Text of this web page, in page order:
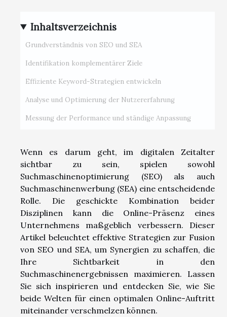
Inhaltsverzeichnis
Grundverständnis von SEO und SEA
Identifikation komplementärer Ziele
Effiziente Keyword-Strategien entwickeln
Analyse und Optimierung der Nutzererfahrung
Messung der Performance und ständige Anpassung
Wenn es darum geht, im digitalen Zeitalter
sichtbar zu sein, spielen sowohl
Suchmaschinenoptimierung (SEO) als auch
Suchmaschinenwerbung (SEA) eine entscheidende
Rolle. Die geschickte Kombination beider
Disziplinen kann die Online-Präsenz eines
Unternehmens maßgeblich verbessern. Dieser
Artikel beleuchtet effektive Strategien zur Fusion
von SEO und SEA, um Synergien zu schaffen, die
Ihre Sichtbarkeit in den
Suchmaschinenergebnissen maximieren. Lassen
Sie sich inspirieren und entdecken Sie, wie Sie
beide Welten für einen optimalen Online-Auftritt
miteinander verschmelzen können.